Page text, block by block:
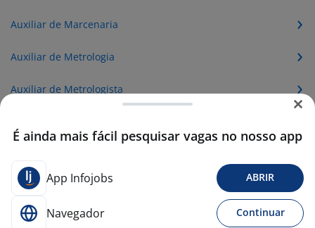
Auxiliar de Marcenaria
Auxiliar de Metrologia
Auxiliar de Metrologista
Auxiliar de Pintura Industrial
É ainda mais fácil pesquisar vagas no nosso app
App Infojobs ABRIR
Navegador Continuar